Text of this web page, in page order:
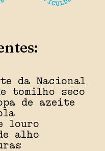
da Nacional
tomilho seco
de azeite
louro
alho